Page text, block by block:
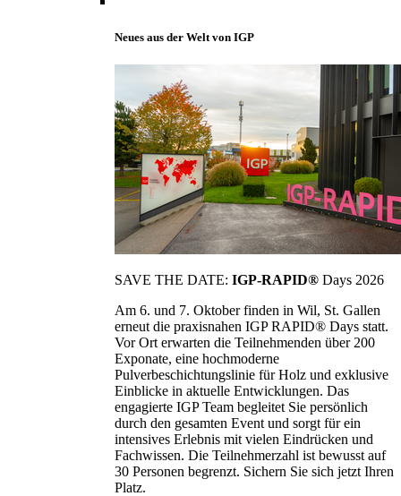
Neues aus der Welt von IGP
SAVE THE DATE: IGP-RAPID® Days 2026
Am 6. und 7. Oktober finden in Wil, St. Gallen
erneut die praxisnahen IGP RAPID® Days statt.
Vor Ort erwarten die Teilnehmenden über 200
Exponate, eine hochmoderne
Pulverbeschichtungslinie für Holz und exklusive
Einblicke in aktuelle Entwicklungen. Das
engagierte IGP Team begleitet Sie persönlich
durch den gesamten Event und sorgt für ein
intensives Erlebnis mit vielen Eindrücken und
Fachwissen. Die Teilnehmerzahl ist bewusst auf
30 Personen begrenzt. Sichern Sie sich jetzt Ihren
Platz.